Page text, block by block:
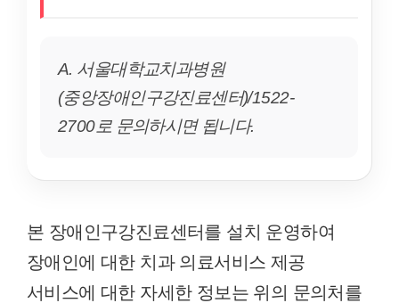
A. 서울대학교치과병원
(중앙장애인구강진료센터)/1522-
2700로 문의하시면 됩니다.
본 장애인구강진료센터를 설치 운영하여
장애인에 대한 치과 의료서비스 제공
서비스에 대한 자세한 정보는 위의 문의처를